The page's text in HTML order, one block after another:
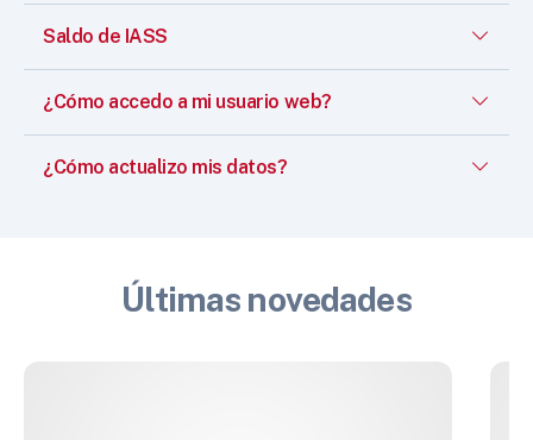
Saldo de IASS
¿Cómo accedo a mi usuario web?
¿Cómo actualizo mis datos?
Últimas novedades